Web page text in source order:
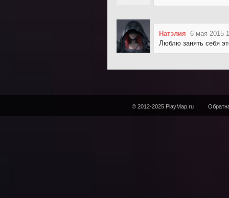
Натэлия 6 мая 2015
Люблю занять себя
© 2012-2025 PlayMap.ru